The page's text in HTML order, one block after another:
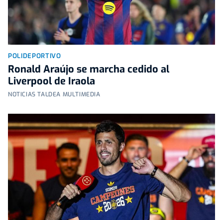
POLIDEPORTIVO
Ronald Araújo se marcha cedido al
Liverpool de Iraola
NOTICIAS TALDEA MULTIMEDIA